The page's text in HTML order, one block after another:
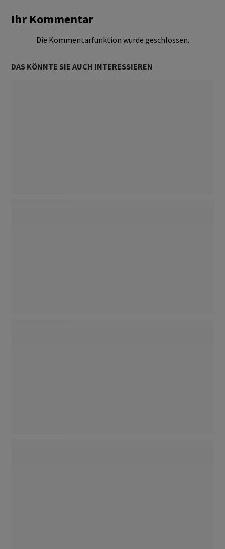
Ihr Kommentar
Die Kommentarfunktion wurde geschlossen.
DAS KÖNNTE SIE AUCH INTERESSIEREN